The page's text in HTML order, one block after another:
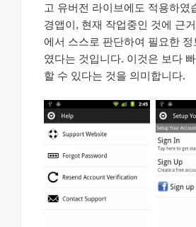
고 유버전 라이브에도 적용하였
경앱이, 현재 작업중인 것에 근
에서 스스로 판단하여 필요한
였다는 것입니다. 이것은 보다
할 수 있다는 것을 의미합니다.